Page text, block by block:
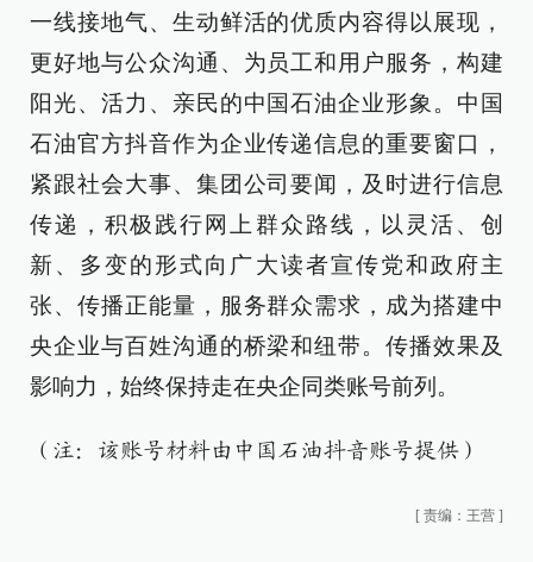
一线接地气、生动鲜活的优质内容得以展现，
更好地与公众沟通、为员工和用户服务，构建
阳光、活力、亲民的中国石油企业形象。中国
石油官方抖音作为企业传递信息的重要窗口，
紧跟社会大事、集团公司要闻，及时进行信息
传递，积极践行网上群众路线，以灵活、创
新、多变的形式向广大读者宣传党和政府主
张、传播正能量，服务群众需求，成为搭建中
央企业与百姓沟通的桥梁和纽带。传播效果及
影响力，始终保持走在央企同类账号前列。
（注：该账号材料由中国石油抖音账号提供）
[ 责编：王营 ]